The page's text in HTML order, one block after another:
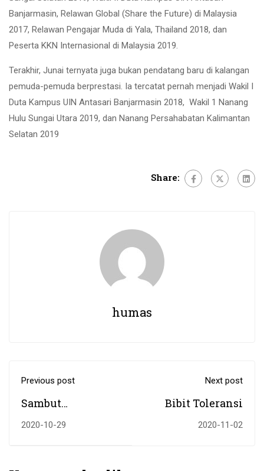
Banjarmasin, Relawan Global (Share the Future) di Malaysia
2017, Relawan Pengajar Muda di Yala, Thailand 2018, dan
Peserta KKN Internasional di Malaysia 2019.
Terakhir, Junai ternyata juga bukan pendatang baru di kalangan
pemuda-pemuda berprestasi. Ia tercatat pernah menjadi Wakil I
Duta Kampus UIN Antasari Banjarmasin 2018, Wakil 1 Nanang
Hulu Sungai Utara 2019, dan Nanang Persahabatan Kalimantan
Selatan 2019
Share:
humas
Previous post
Sambut
Kunjungan
2020-10-29
Next post
Bibit Toleransi
2020-11-02